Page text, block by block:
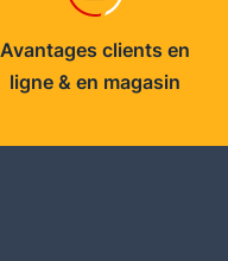
Avantages clients en
ligne & en magasin